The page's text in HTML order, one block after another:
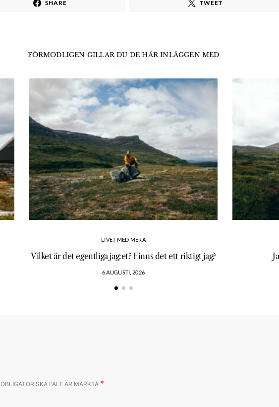
SHARE TWEET
FÖRMODLIGEN GILLAR DU DE HÄR INLÄGGEN MED
LIVET MED MERA
Vilket är det egentliga jag:et? Finns det ett riktigt jag?
6 AUGUSTI, 2026
OBLIGATORISKA FÄLT ÄR MÄRKTA *